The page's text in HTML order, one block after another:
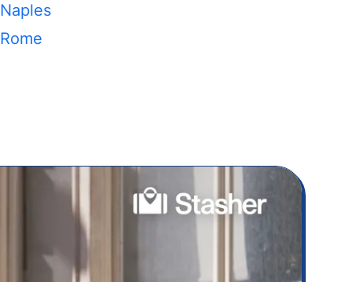
Naples
Rome